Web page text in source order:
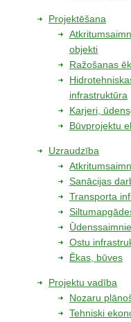
Vides izpēte
Laboratorija
Projektēšana
objekti
Ražošanas
infrastruktūra
Karjeri,
Būvprojektu
Uzraudzība
Sanācijas
Transporta
Ostu
Ēkas, būves
Projektu vadība
Nozaru
Tehniski